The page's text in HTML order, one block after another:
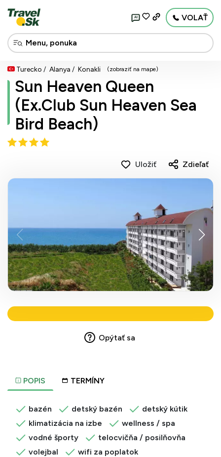
AI VOLAŤ
Turecko Alanya Konakli (zobraziť na mape)
Sun Heaven Queen
(Ex.Club Sun Heaven Sea
Bird Beach)
Uložiť Zdieľať
POPIS TERMÍNY
bazén detský bazén
detský kútik
klimatizácia na izbe
wellness / spa
vodné športy
telocvičňa / posilňovňa
volejbal
wifi za poplatok
Opýtať sa